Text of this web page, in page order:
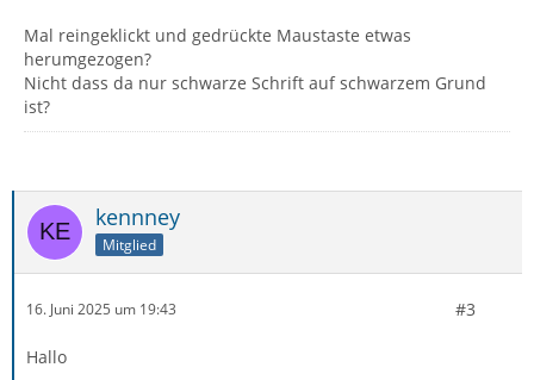
Mal reingeklickt und gedrückte Maustaste etwas
herumgezogen?
Nicht dass da nur schwarze Schrift auf schwarzem Grund
ist?
kennney
Mitglied
16. Juni 2025 um 19:43 #3
Hallo